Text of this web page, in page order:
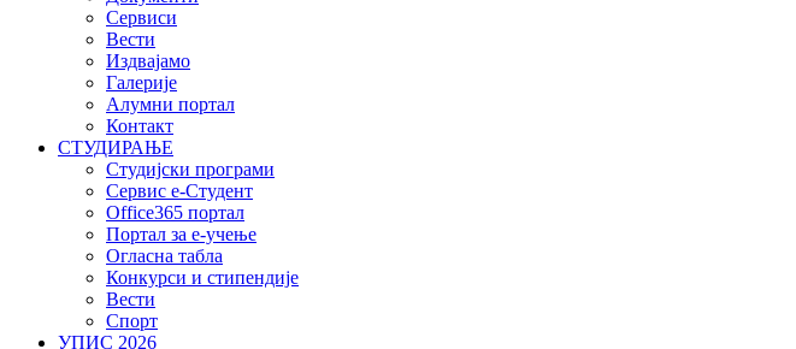
Сервиси
Вести
Издвајамо
Галерије
Алумни портал
Контакт
СТУДИРАЊЕ
Студијски програми
Сервис е-Студент
Office365 портал
Портал за е-учење
Огласна табла
Конкурси и стипендије
Вести
Спорт
УПИС 2026